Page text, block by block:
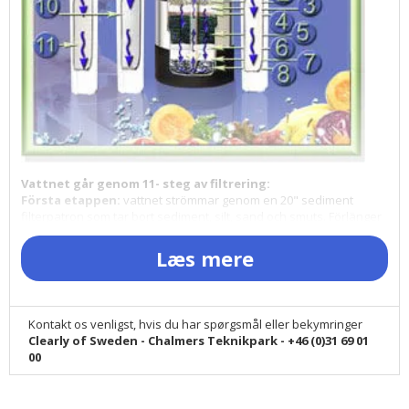
Vattnet går genom 11- steg av filtrering:
Första etappen: vattnet strömmar genom en 20" sediment
livslängden på vattenfiltret och förhindrar skador i filerpatroner.
Steg 2 och 4,
vatten rinner genom två bäddar av Eagle Redox
Alloy ® (Är en oxidations – reduktion - process) media gjorda av
koppar och zink. Representerar en ny och unikt sätt för vatten-
behandlings medium som genom sin naturliga process av
elektrokemisk oxidation/reduktion och absorption insatser
minskar och ta bort många oönskade föroreningar från vatten.
Det är ett stort framsteg inom vattenrening teknik som fungerar
Læs mere
Kontakt os venligst, hvis du har spørgsmål eller bekymringer
Clearly of Sweden - Chalmers Teknikpark - +46 (0)31 69 01
00